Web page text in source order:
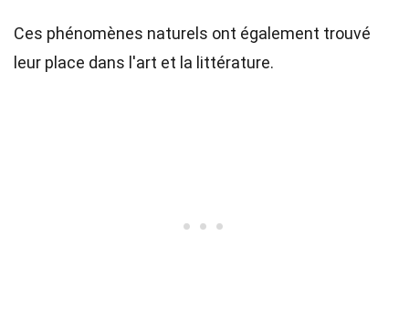
Ces phénomènes naturels ont également trouvé
leur place dans l'art et la littérature.